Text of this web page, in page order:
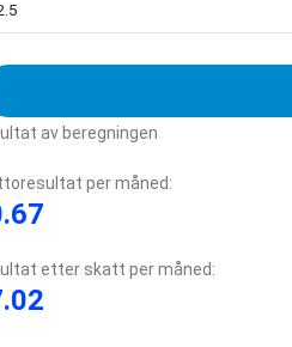
av beregningen
per måned:
etter skatt per måned: